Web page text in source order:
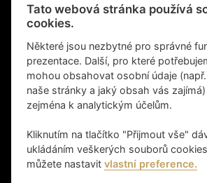
Pátkova 831/7, Libeň, 182 00
IČO: 08692513 DIČ:
Výrobce:
Bioline Products s.r.o.
Pátkova 831, Libeň, 182 00
Ochrana osobních
Zásady používání
Tato webová stránka používá
cookies.
Některé jsou nezbytné pro správné
prezentace. Další, pro které
mohou obsahovat osobní údaje
naše stránky a jaký obsah vás
zejména k analytickým účelům.
Kliknutím na tlačítko "Přijmout vše"
ukládáním veškerých souborů
můžete nastavitvlastní preference.